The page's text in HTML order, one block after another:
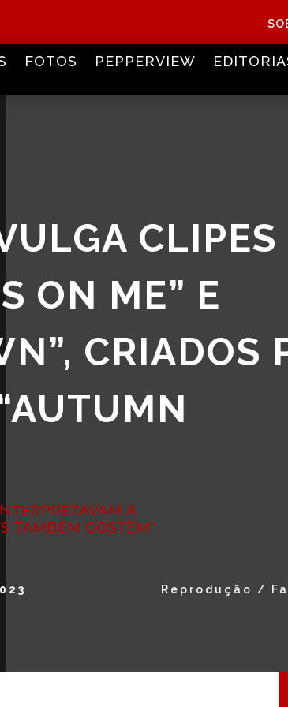
FOTOS PEPPERVIEW
CLIPES
ON ME” E
CRIADOS
A
TAMBÉM GOSTEM”
Reprodução /